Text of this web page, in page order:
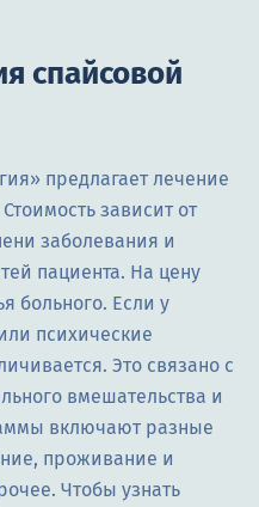
спайсовой
предлагает лечение
зависит от
заболевания и
пациента. На цену
больного. Если у
психические
Это связано с
вмешательства и
включают разные
проживание и
Чтобы узнать